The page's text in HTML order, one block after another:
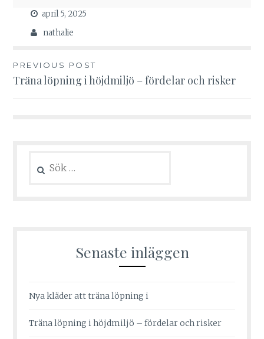
april 5, 2025
nathalie
Inläggsnavigering
PREVIOUS POST
Träna löpning i höjdmiljö – fördelar och risker
efter:
Senaste inläggen
Nya kläder att träna löpning i
Träna löpning i höjdmiljö – fördelar och risker